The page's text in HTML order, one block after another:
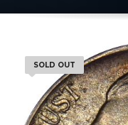
SOLD OUT